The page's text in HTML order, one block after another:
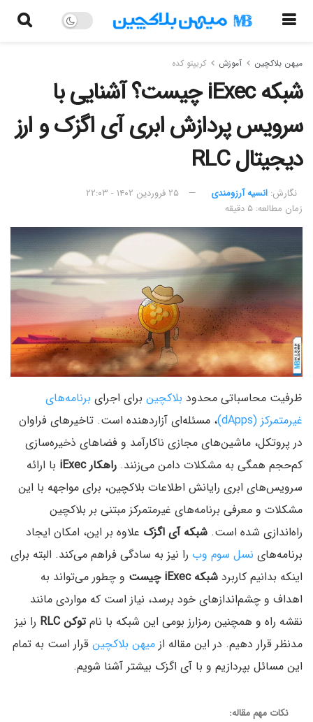
میهن بلاکچین آموزش کریپتو کده
شبکه iExec چیست؟ آشنایی با
سرویس پردازش ابری آی اگزک و ارز
دیجیتال RLC
نگارش:‌ انسیه آرزومندی
۲۵ فروردین ۱۴۰۲ - ۲۲:۰۳
زمان مطالعه: ۵ دقیقه
ظرفیت محاسباتی محدود بلاکچین برای اجرای برنامه‌های
غیرمتمرکز (dApps)
، مسئله‌ای آزاردهنده است. تاخیرهای فراوان
در پروتکل، ماشین‌های مجازی ناکارآمد و فضاهای ذخیره‌سازی
کم‌حجم همگی به مشکلات دامن می‌زنند. راهکار iExec
با ارائه
سرویس‌های ابری رایانش اطلاعات بلاکچین، برای مواجهه با این
مشکلات و معرفی برنامه‌های غیرمتمرکز مبتنی بر بلاکچین
راه‌اندازی شده است. شبکه آی اگزک علاوه بر این، امکان ایجاد
برنامه‌های نسل سوم وب را نیز به سادگی فراهم می‌کند. البته برای
اینکه بدانیم کاربرد شبکه iExec چیست
و چطور می‌تواند به
اهداف و چشم‌اندازهای خود برسد، نیاز است که مواردی مانند
نقشه راه و همچنین رمزارز بومی این شبکه با نامتوکن RLC
را نیز
مدنظر قرار دهیم. در این مقاله از میهن بلاکچین قرار است به تمام
این مسائل بپردازیم و با آی اگزک بیشتر آشنا شویم.
نکات مهم مقاله: